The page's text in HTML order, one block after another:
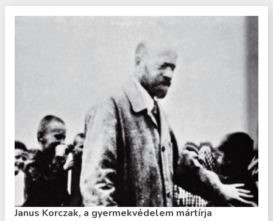
Janus Korczak, a gyermekvédelem mártírja